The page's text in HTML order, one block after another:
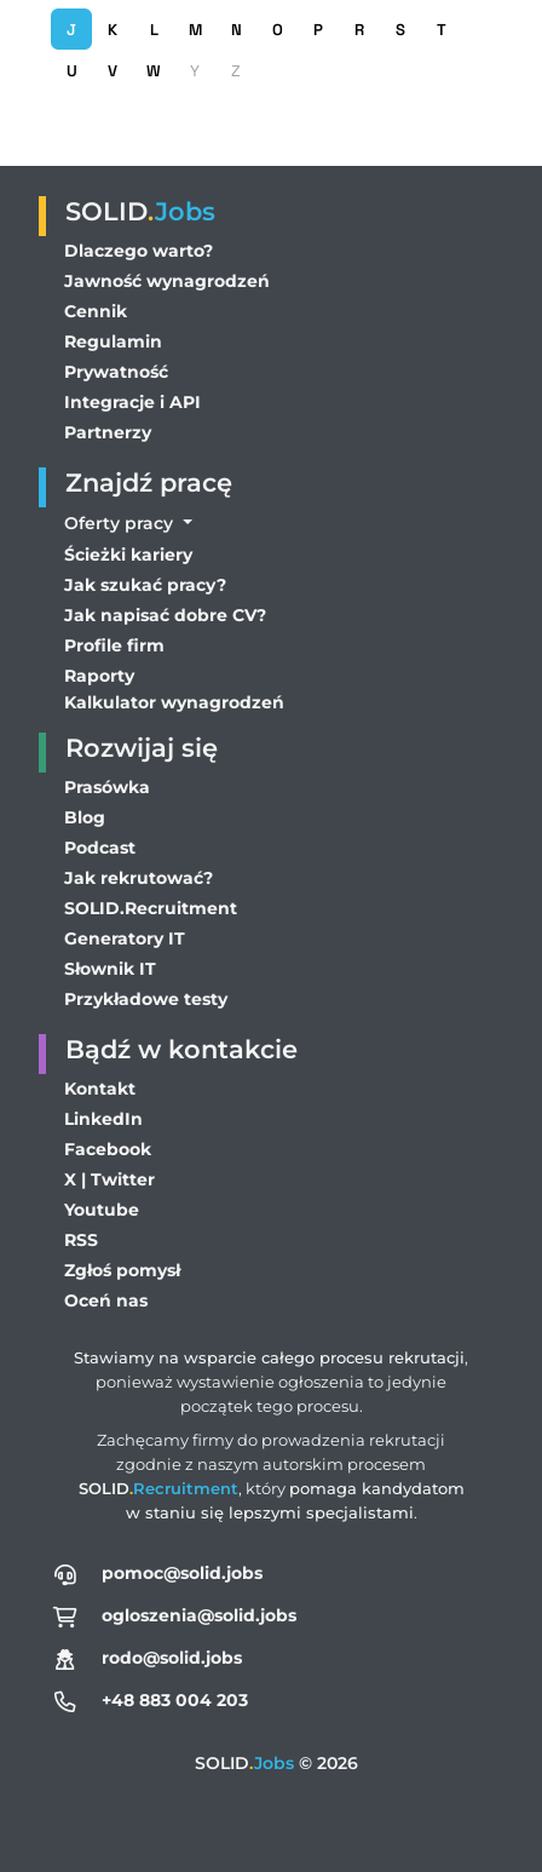
J
K L M N O P R S
T
U
V W Y Z
pomoc@solid.jobs
ogloszenia@solid.jobs
rodo@solid.jobs
+48 883 004 203
SOLID.Jobs© 2026
SOLID.Jobs
Dlaczego warto?
Jawność wynagrodzeń
Cennik
Regulamin
Prywatność
Integracje i API
Partnerzy
Znajdź pracę
Oferty pracy
Ścieżki kariery
Jak szukać pracy?
Jak napisać dobre CV?
Profile firm
Raporty
Kalkulator wynagrodzeń
Rozwijaj się
Prasówka
Blog
Podcast
Jak rekrutować?
SOLID.Recruitment
Generatory IT
Słownik IT
Przykładowe testy
Bądź w kontakcie
Kontakt
LinkedIn
Facebook
X | Twitter
Youtube
RSS
Zgłoś pomysł
Oceń nas
Stawiamy na wsparcie całego procesu rekrutacji,
ponieważ wystawienie ogłoszenia to jedynie
początek tego procesu.
Zachęcamy firmy do prowadzenia rekrutacji
zgodnie z naszym autorskim procesem
SOLID.Recruitment, który pomaga kandydatom
w staniu się lepszymi specjalistami.